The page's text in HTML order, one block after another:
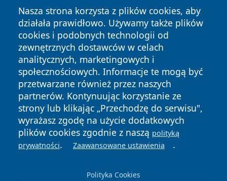
Nasza strona korzysta z plików cookies, aby
działała prawidłowo. Używamy także plików
cookies i podobnych technologii od
zewnętrznych dostawców w celach
analitycznych, marketingowych i
społecznościowych. Informacje te mogą być
przetwarzane również przez naszych
partnerów. Kontynuując korzystanie ze
strony lub klikając „Przechodzę do serwisu",
wyrażasz zgodę na użycie dodatkowych
plików cookies zgodnie z naszą polityką
prywatności. Zaawansowane ustawienia .
Polityka Cookies
Copyright © 2026 halotorun.pl Wszystkie prawa zastrzeżone.
News Autorzy
Polityka
Prywatności
Polityka
Cookies